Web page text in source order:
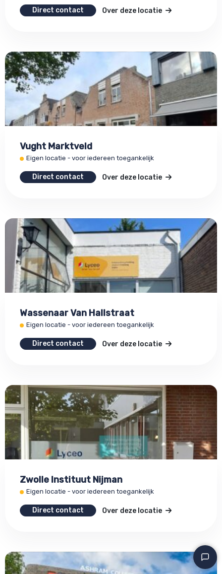
Direct contact Over deze locatie
Vught Marktveld
Eigen locatie - voor iedereen toegankelijk
Direct contact Over deze locatie
Wassenaar Van Hallstraat
Eigen locatie - voor iedereen toegankelijk
Direct contact Over deze locatie
Zwolle Instituut Nijman
Eigen locatie - voor iedereen toegankelijk
Direct contact Over deze locatie